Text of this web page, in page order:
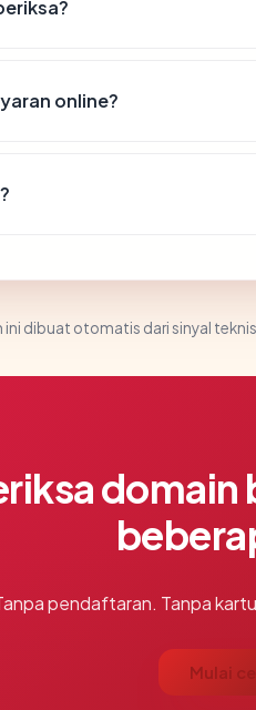
online?
ini dibuat otomatis dari sinyal
pendaftaran. Tanpa
Mulai